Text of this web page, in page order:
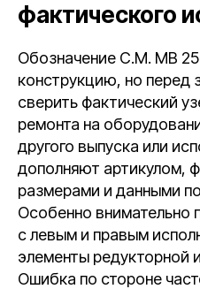
фактического
Обозначение C.M. MB
конструкцию, но перед
сверить фактический
ремонта на
другого выпуска или
дополняют артикулом,
размерами и данными
Особенно внимательно
с левым и правым
элементы редукторной
Ошибка по стороне